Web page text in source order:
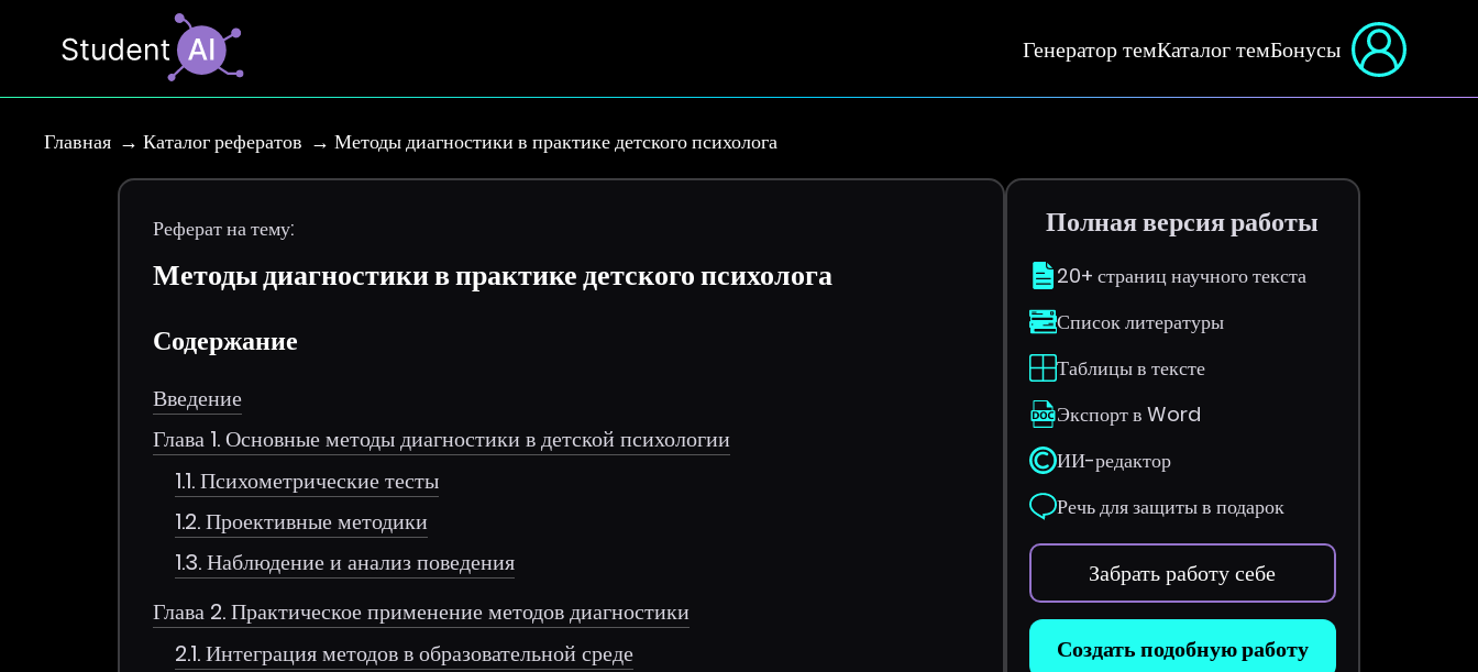
Генератор темКаталог темБонусы
Главная Каталог рефератов Методы диагностики в практике детского психолога
Реферат на тему:
Методы диагностики в практике детского психолога
Содержание
Введение
Глава 1. Основные методы диагностики в детской психологии
1.1. Психометрические тесты
1.2. Проективные методики
1.3. Наблюдение и анализ поведения
Глава 2. Практическое применение методов диагностики
2.1. Интеграция методов в образовательной среде
Полная версия работы
20+ страниц научного текста
Список литературы
Таблицы в тексте
Экспорт в Word
ИИ-редактор
Речь для защиты в подарок
Забрать работу себе
Создать подобную работу